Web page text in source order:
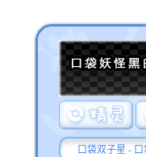
口袋双子星 -